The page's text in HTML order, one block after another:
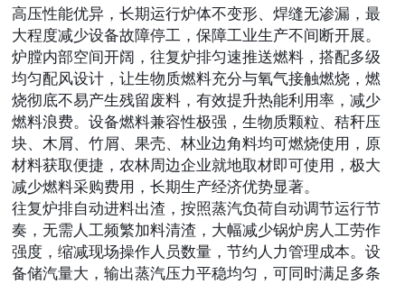
高压性能优异，长期运行炉体不变形、焊缝无渗漏，最
大程度减少设备故障停工，保障工业生产不间断开展。
炉膛内部空间开阔，往复炉排匀速推送燃料，搭配多级
均匀配风设计，让生物质燃料充分与氧气接触燃烧，燃
烧彻底不易产生残留废料，有效提升热能利用率，减少
燃料浪费。设备燃料兼容性极强，生物质颗粒、秸秆压
块、木屑、竹屑、果壳、林业边角料均可燃烧使用，原
材料获取便捷，农林周边企业就地取材即可使用，极大
减少燃料采购费用，长期生产经济优势显著。
往复炉排自动进料出渣，按照蒸汽负荷自动调节运行节
奏，无需人工频繁加料清渣，大幅减少锅炉房人工劳作
强度，缩减现场操作人员数量，节约人力管理成本。设
备储汽量大，输出蒸汽压力平稳均匀，可同时满足多条